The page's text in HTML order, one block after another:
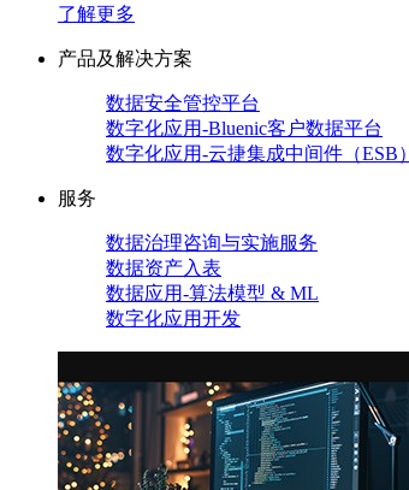
了解更多
产品及解决方案
数据安全管控平台
数字化应用-Bluenic客户数据平台
数字化应用-云捷集成中间件（ESB）
服务
数据治理咨询与实施服务
数据资产入表
数据应用-算法模型 & ML
数字化应用开发